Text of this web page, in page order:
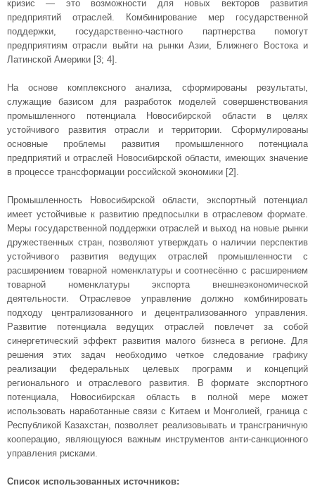
кризис — это возможности для новых векторов развития
предприятий отраслей. Комбинирование мер государственной
поддержки, государственно-частного партнерства помогут
предприятиям отрасли выйти на рынки Азии, Ближнего Востока и
Латинской Америки [3; 4].
На основе комплексного анализа, сформированы результаты,
служащие базисом для разработок моделей совершенствования
промышленного потенциала Новосибирской области в целях
устойчивого развития отрасли и территории. Сформулированы
основные проблемы развития промышленного потенциала
предприятий и отраслей Новосибирской области, имеющих значение
в процессе трансформации российской экономики [2].
Промышленность Новосибирской области, экспортный потенциал
имеет устойчивые к развитию предпосылки в отраслевом формате.
Меры государственной поддержки отраслей и выход на новые рынки
дружественных стран, позволяют утверждать о наличии перспектив
устойчивого развития ведущих отраслей промышленности с
расширением товарной номенклатуры и соотнесённо с расширением
товарной номенклатуры экспорта внешнеэкономической
деятельности. Отраслевое управление должно комбинировать
подходу централизованного и децентрализованного управления.
Развитие потенциала ведущих отраслей повлечет за собой
синергетический эффект развития малого бизнеса в регионе. Для
решения этих задач необходимо четкое следование графику
реализации федеральных целевых программ и концепций
регионального и отраслевого развития. В формате экспортного
потенциала, Новосибирская область в полной мере может
использовать наработанные связи с Китаем и Монголией, граница с
Республикой Казахстан, позволяет реализовывать и трансграничную
кооперацию, являющуюся важным инструментов анти-санкционного
управления рисками.
Список использованных источников: